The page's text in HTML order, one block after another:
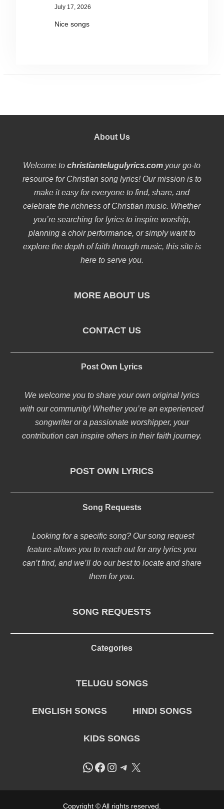
July 17, 2026
Nice songs
About Us
Welcome tochristiantelugulyrics.com your go-to
resource for Christian song lyrics! Our mission is to
make it easy for everyone to find, share, and
celebrate the richness of Christian music. Whether
you’re searching for lyrics to inspire worship,
planning a choir performance, or simply want to
explore the depth of faith through music, this site is
here to serve you.
MORE ABOUT US
CONTACT US
Post Own Lyrics
We welcome you to share your own original lyrics
with our community! Whether you’re an experienced
songwriter or a passionate worshipper, your
contribution can inspire others in their faith journey.
POST OWN LYRICS
Song Requests
Looking for a specific song? Our song request
feature allows you to reach out for any lyrics you
can’t find, and we’ll do our best to locate and share
them for you.
SONG REQUESTS
Categories
TELUGU SONGS
ENGLISH SONGS HINDI SONGS
KIDS SONGS
WhatsApp
Facebook
Instagram
Telegram
X
Copyright © All rights reserved.